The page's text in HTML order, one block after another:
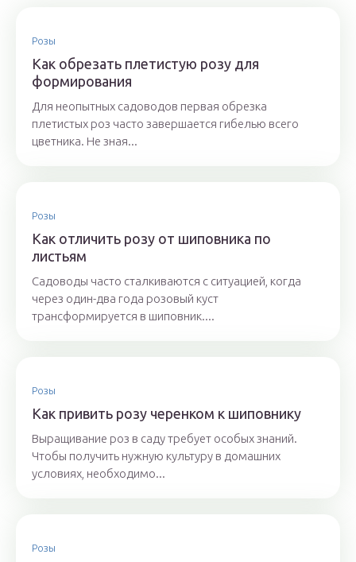
Розы
Как обрезать плетистую розу для
формирования
Для неопытных садоводов первая обрезка
плетистых роз часто завершается гибелью всего
цветника. Не зная...
Розы
Как отличить розу от шиповника по
листьям
Садоводы часто сталкиваются с ситуацией, когда
через один-два года розовый куст
трансформируется в шиповник....
Розы
Как привить розу черенком к шиповнику
Выращивание роз в саду требует особых знаний.
Чтобы получить нужную культуру в домашних
условиях, необходимо...
Розы